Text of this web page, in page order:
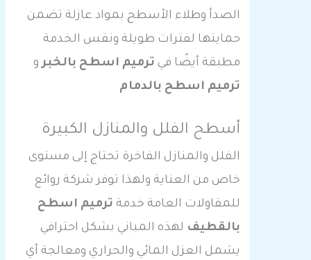
الصدأ وطلاء الأسطح بمواد عازلة تضمن
حمايتها لفترات طويلة ونفس الخدمة
مطبقة أيضًا فيترميم اسطح بالخبرو
ترميم اسطح بالدمام
أسطح الفلل والمنازل الكبيرة
الفلل والمنازل الفاخرة تحتاج إلى مستوى
خاص من العناية ولهذا توفر شركة روائع
للمقاولات العامة خدمةترميم اسطح
بالقطيفلهذه المباني بشكل احترافي
يشمل العزل المائي والحراري ومعالجة أي